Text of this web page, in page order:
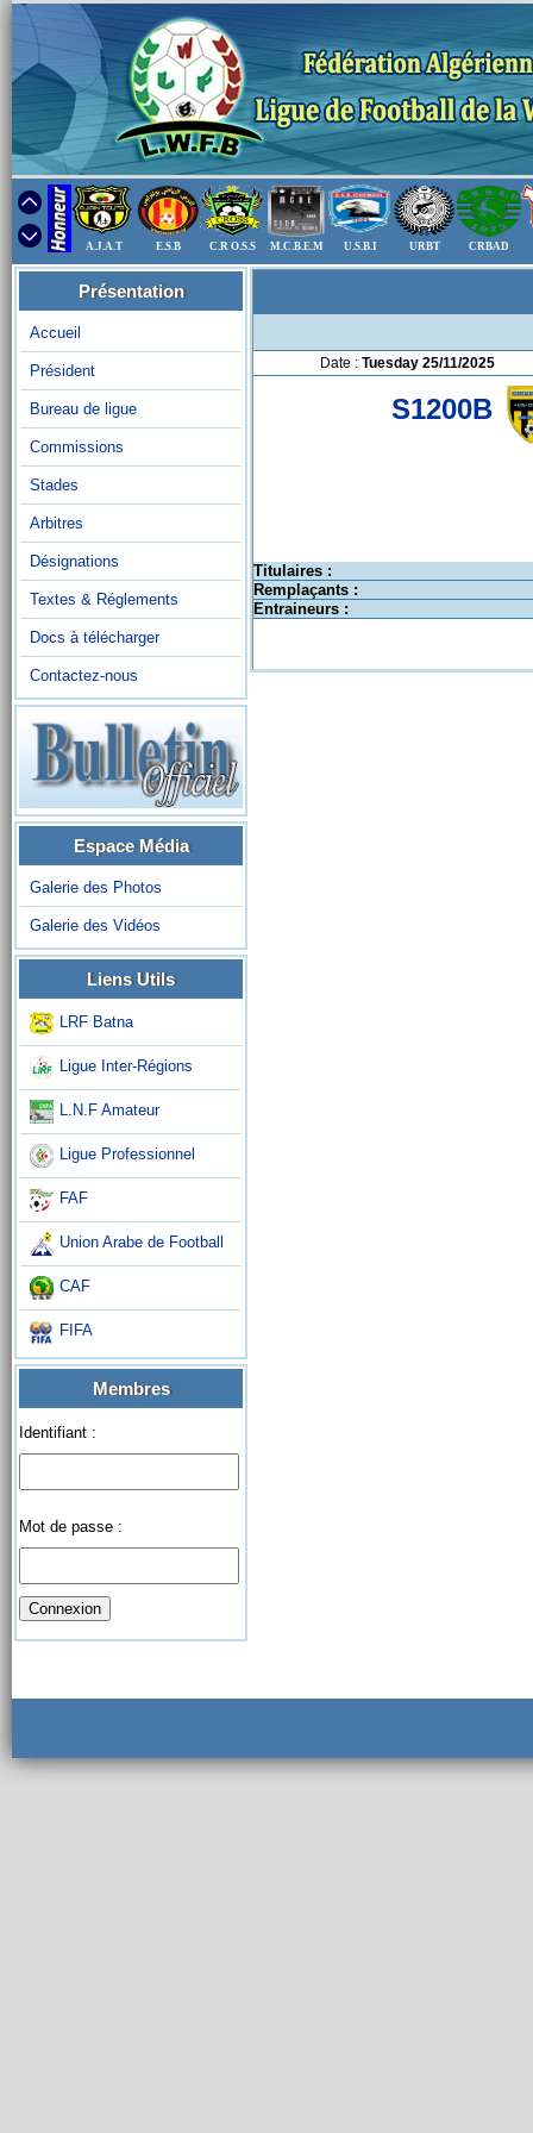
A.J.A.T E.S.B C.R O.S.S M.C.B.E.M U.S.B.I URBT CRBAD
Présentation
Accueil
Président
Bureau de ligue
Commissions
Stades
Arbitres
Désignations
Textes & Réglements
Docs à télécharger
Contactez-nous
Espace Média
Galerie des Photos
Galerie des Vidéos
Liens Utils
LRF Batna
Ligue Inter-Régions
L.N.F Amateur
Ligue Professionnel
FAF
Union Arabe de Football
CAF
FIFA
Membres
Identifiant :
Mot de passe :
Date : Tuesday 25/11/2025
S1200B
Titulaires :
Remplaçants :
Entraineurs :